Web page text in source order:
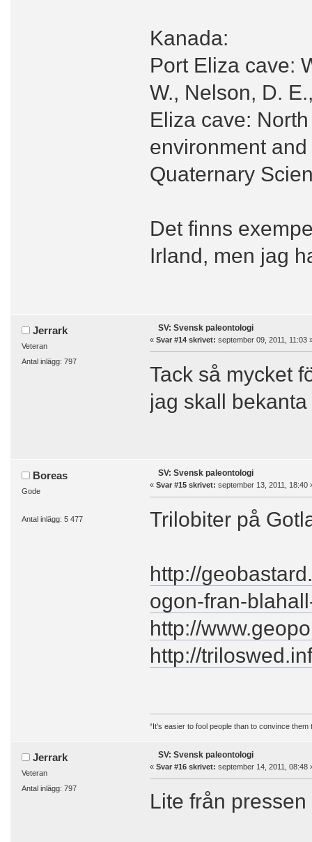
Kanada:
Port Eliza cave:
W., Nelson, D.
Eliza cave:
environment
Quaternary
Det finns
Irland, men jag
Jerrark
Veteran
Antal inlägg: 797
SV: Svensk paleontologi
« Svar #14 skrivet: september 09, 2011, 11:03
Tack så mycket
jag skall
Boreas
Gode
Antal inlägg: 5 477
SV: Svensk paleontologi
« Svar #15 skrivet: september 13, 2011, 18:40
Trilobiter på
http://
ogon-fran-
http://
http://
“It's easier to fool people than to convince them
Jerrark
Veteran
Antal inlägg: 797
SV: Svensk paleontologi
« Svar #16 skrivet: september 14, 2011, 08:48
Lite från